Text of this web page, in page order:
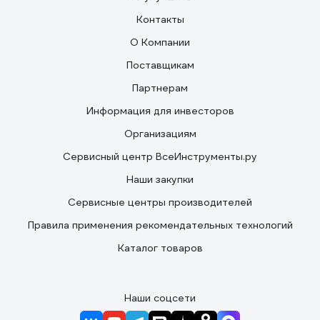
Контакты
О Компании
Поставщикам
Партнерам
Информация для инвесторов
Организациям
Сервисный центр ВсеИнструменты.ру
Наши закупки
Сервисные центры производителей
Правила применения рекомендательных технологий
Каталог товаров
Наши соцсети